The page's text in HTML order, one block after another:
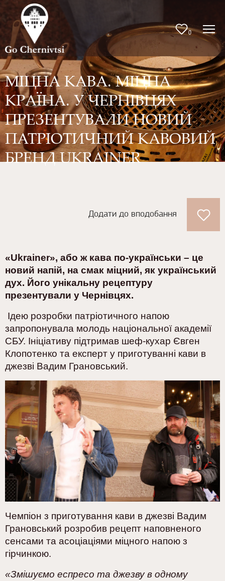
0
МІЦНА КАВА. МІЦНА
КРАЇНА. У ЧЕРНІВЦЯХ
ПРЕЗЕНТУВАЛИ НОВИЙ
ПАТРІОТИЧНИЙ КАВОВИЙ
БРЕНД UKRAINER
Додати до вподобання
«Ukrainer», або ж кава по-українськи – це
новий напій, на смак міцний, як український
дух. Його унікальну рецептуру
презентували у Чернівцях.
Ідею розробки патріотичного напою
запропонувала молодь національної академії
СБУ. Ініціативу підтримав шеф-кухар Євген
Клопотенко та експерт у приготуванні кави в
джезві Вадим Грановський.
Чемпіон з приготування кави в джезві Вадим
Грановський розробив рецепт наповненого
сенсами та асоціаціями міцного напою з
гірчинкою.
«Змішуємо еспресо та джезву в одному